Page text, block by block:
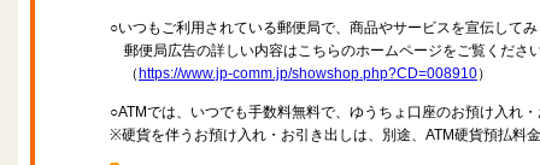
○いつもご利用されている郵便局で、商品やサービスを宣伝して
郵便局広告の詳しい内容はこちらのホームページをご覧くださ
（ https://www.jp-comm.jp/showshop.php?CD=008910）
○ATMでは、いつでも手数料無料で、ゆうちょ口座のお預け入れ
※硬貨を伴うお預け入れ・お引き出しは、別途、ATM硬貨預払料